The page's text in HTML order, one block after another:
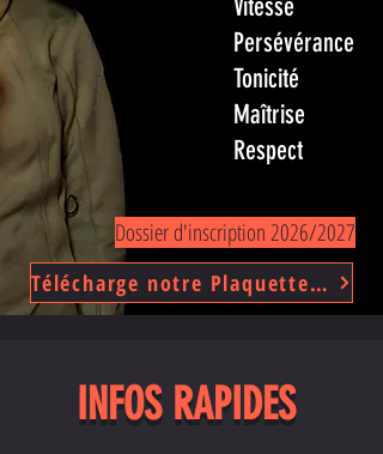
Vitesse
Persévérance
Tonicité
Maîtrise
Respect
Dossier d'inscription 2026/2027
Télécharge notre Plaquette 2026/2027
INFOS RAPIDES